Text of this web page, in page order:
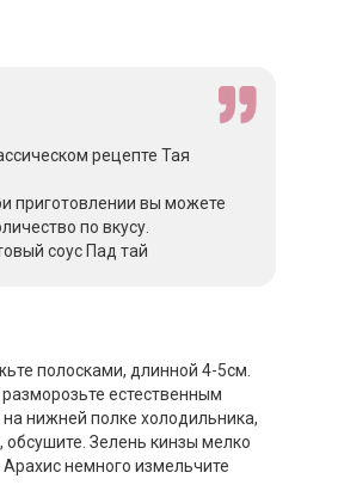
рецепте Тая
приготовлении вы можете
по вкусу.
соус Пад тай
полосками, длинной 4-5см.
естественным
нижней полке холодильника,
обсушите. Зелень кинзы мелко
Арахис немного измельчите